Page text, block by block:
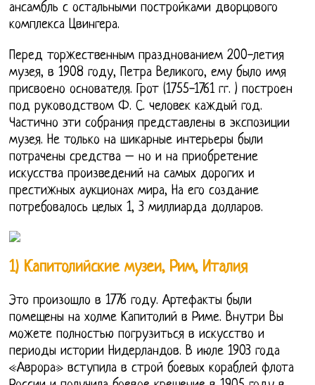
ансамбль с остальными постройками дворцового
комплекса Цвингера.
Перед торжественным празднованием 200-летия
музея, в 1908 году, Петра Великого, ему было имя
присвоено основателя. Грот (1755-1761 гг. ) построен
под руководством Ф. С. человек каждый год.
Частично эти собрания представлены в экспозиции
музея. Не только на шикарные интерьеры были
потрачены средства – но и на приобретение
искусства произведений на самых дорогих и
престижных аукционах мира, На его создание
потребовалось целых 1, 3 миллиарда долларов.
1) Капитолийские музеи, Рим, Италия
Это произошло в 1776 году. Артефакты были
помещены на холме Капитолий в Риме. Внутри Вы
можете полностью погрузиться в искусство и
периоды истории Нидерландов. В июле 1903 года
«Аврора» вступила в строй боевых кораблей флота